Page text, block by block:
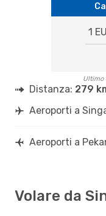
1
Ultimo
Distanza: 279
Aeroporti a
Aeroporti a
Volare da